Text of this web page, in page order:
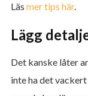
Läs mer tips här.
Lägg
Det kanske låter
inte ha det